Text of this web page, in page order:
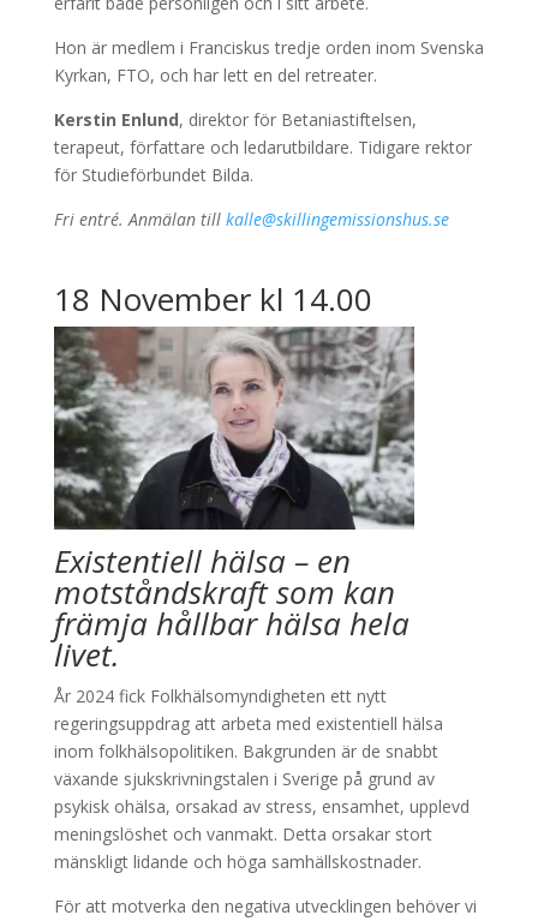
Hon är medlem i Franciskus tredje orden inom Svenska
Kyrkan, FTO, och har lett en del retreater.
Kerstin Enlund, direktor för Betaniastiftelsen,
terapeut, författare och ledarutbildare. Tidigare rektor
för Studieförbundet Bilda.
Fri entré. Anmälan till kalle@skillingemissionshus.se
18 November kl 14.00
Existentiell hälsa – en
motståndskraft som kan
främja hållbar hälsa hela
livet.
År 2024 fick Folkhälsomyndigheten ett nytt
regeringsuppdrag att arbeta med existentiell hälsa
inom folkhälsopolitiken. Bakgrunden är de snabbt
växande sjukskrivningstalen i Sverige på grund av
psykisk ohälsa, orsakad av stress, ensamhet, upplevd
meningslöshet och vanmakt. Detta orsakar stort
mänskligt lidande och höga samhällskostnader.
För att motverka den negativa utvecklingen behöver vi